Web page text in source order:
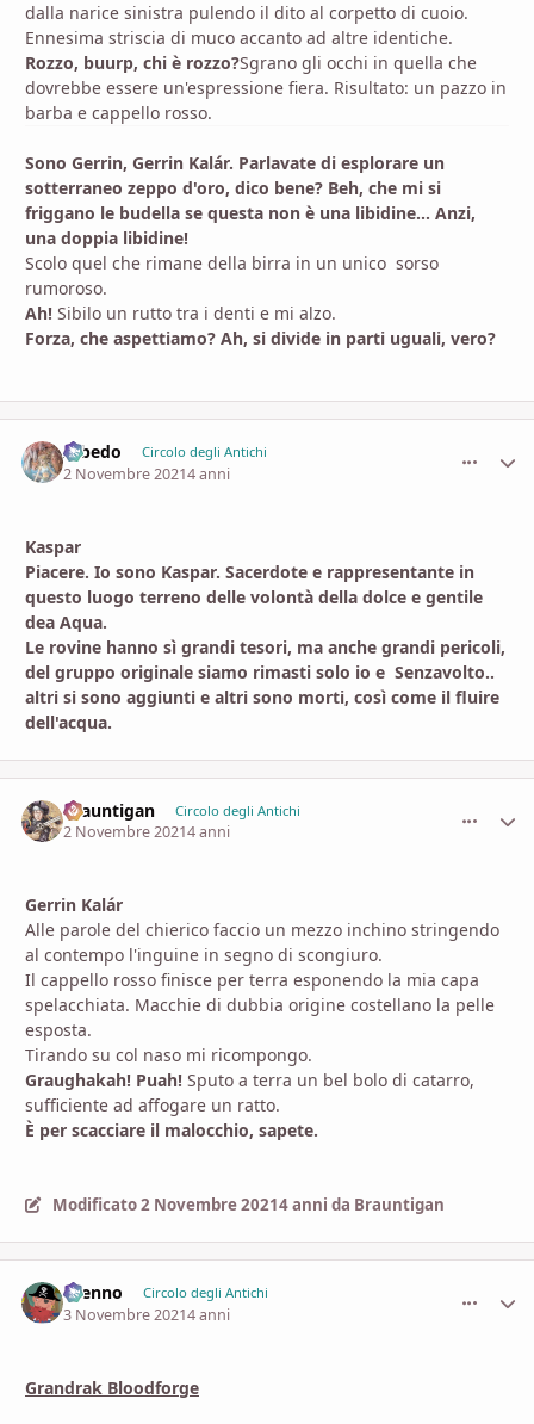
dalla narice sinistra pulendo il dito al corpetto di cuoio.
Ennesima striscia di muco accanto ad altre identiche.
Rozzo, buurp, chi è rozzo?Sgrano gli occhi in quella che
dovrebbe essere un'espressione fiera. Risultato: un pazzo in
barba e cappello rosso.
Sono Gerrin, Gerrin Kalár. Parlavate di esplorare un
sotterraneo zeppo d'oro, dico bene? Beh, che mi si
friggano le budella se questa non è una libidine... Anzi,
una doppia libidine!
Scolo quel che rimane della birra in un unico sorso
rumoroso.
Ah! Sibilo un rutto tra i denti e mi alzo.
Forza, che aspettiamo? Ah, si divide in parti uguali, vero?
Albedo Circolo degli Antichi
2 Novembre 20214 anni
Kaspar
Piacere. Io sono Kaspar. Sacerdote e rappresentante in
questo luogo terreno delle volontà della dolce e gentile
dea Aqua.
Le rovine hanno sì grandi tesori, ma anche grandi pericoli,
del gruppo originale siamo rimasti solo io e Senzavolto..
altri si sono aggiunti e altri sono morti, così come il fluire
dell'acqua.
Brauntigan Circolo degli Antichi
2 Novembre 20214 anni
Gerrin Kalár
Alle parole del chierico faccio un mezzo inchino stringendo
al contempo l'inguine in segno di scongiuro.
Il cappello rosso finisce per terra esponendo la mia capa
spelacchiata. Macchie di dubbia origine costellano la pelle
esposta.
Tirando su col naso mi ricompongo.
Graughakah! Puah! Sputo a terra un bel bolo di catarro,
sufficiente ad affogare un ratto.
È per scacciare il malocchio, sapete.
Modificato2 Novembre 20214 anni da Brauntigan
Brenno Circolo degli Antichi
3 Novembre 20214 anni
Grandrak Bloodforge